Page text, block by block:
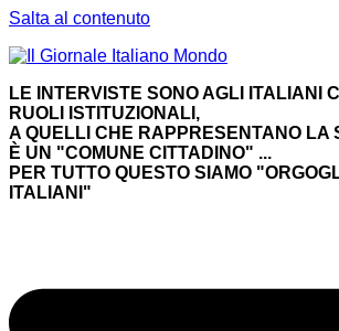
Salta al contenuto
LE INTERVISTE SONO AGLI ITALIANI
RUOLI ISTITUZIONALI,
A QUELLI CHE RAPPRESENTANO LA
È UN "COMUNE CITTADINO" ...
PER TUTTO QUESTO SIAMO
ITALIANI"